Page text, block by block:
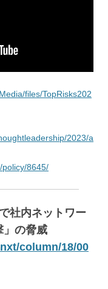
files/TopRisks202
2023/a
policy/8645/
社内ネットワー
」の脅威
column/18/00